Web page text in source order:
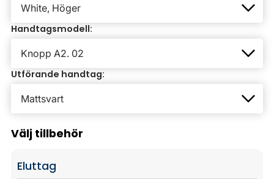
Handtagsmodell:
Utförande handtag:
Välj tillbehör
Eluttag